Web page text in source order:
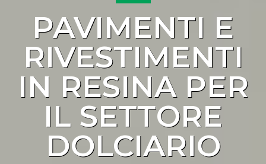
PAVIMENTI E
RIVESTIMENTI
IN RESINA PER
IL SETTORE
DOLCIARIO